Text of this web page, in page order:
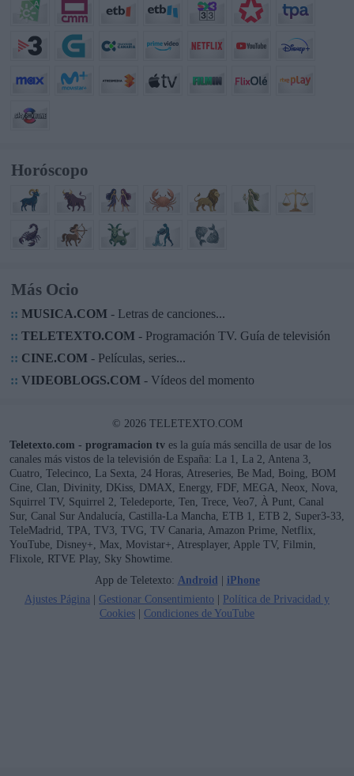
Horóscopo
Más Ocio
:: MUSICA.COM- Letras de canciones...
:: TELETEXTO.COM- Programación TV. Guía de televisión
:: CINE.COM- Películas, series...
:: VIDEOBLOGS.COM- Vídeos del momento
© 2026 TELETEXTO.COM
Teletexto.com - programacion tv es la guía más sencilla de usar de los
canales más vistos de la televisión de España: La 1, La 2, Antena 3,
Cuatro, Telecinco, La Sexta, 24 Horas, Atreseries, Be Mad, Boing, BOM
Cine, Clan, Divinity, DKiss, DMAX, Energy, FDF, MEGA, Neox, Nova,
Squirrel TV, Squirrel 2, Teledeporte, Ten, Trece, Veo7, À Punt, Canal
Sur, Canal Sur Andalucía, Castilla-La Mancha, ETB 1, ETB 2, Super3-33,
TeleMadrid, TPA, TV3, TVG, TV Canaria, Amazon Prime, Netflix,
YouTube, Disney+, Max, Movistar+, Atresplayer, Apple TV, Filmin,
Flixole, RTVE Play, Sky Showtime.
App de Teletexto: Android | iPhone
Ajustes Página | Gestionar Consentimiento | Política de Privacidad y
Cookies | Condiciones de YouTube